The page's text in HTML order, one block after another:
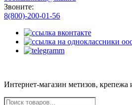
Звоните:
8(800)-200-01-56
Интернет-магазин метизов, крепежа
Поиск